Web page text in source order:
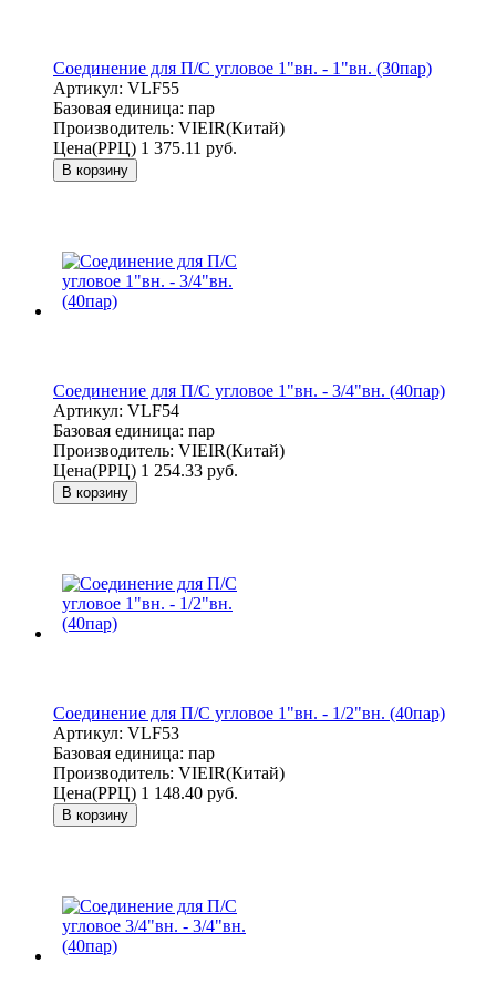
Соединение для П/С угловое 1"вн. - 1"вн. (30пар)
Артикул: VLF55
Базовая единица: пар
Производитель: VIEIR(Китай)
Цена(РРЦ) 1 375.11 руб.
В корзину
Соединение для П/С угловое 1"вн. - 3/4"вн. (40пар)
Артикул: VLF54
Базовая единица: пар
Производитель: VIEIR(Китай)
Цена(РРЦ) 1 254.33 руб.
В корзину
Соединение для П/С угловое 1"вн. - 1/2"вн. (40пар)
Артикул: VLF53
Базовая единица: пар
Производитель: VIEIR(Китай)
Цена(РРЦ) 1 148.40 руб.
В корзину